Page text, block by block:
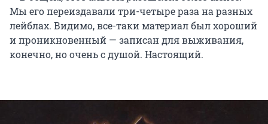
Мы его переиздавали три-четыре раза на разных
лейблах. Видимо, все-таки материал был хороший
и проникновенный — записан для выживания,
конечно, но очень с душой. Настоящий.